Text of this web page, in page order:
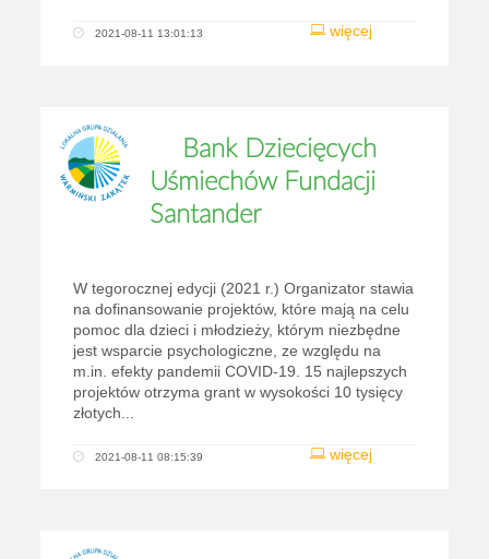
więcej
2021-08-11 13:01:13
Bank Dziecięcych
Uśmiechów Fundacji
Santander
W tegorocznej edycji (2021 r.) Organizator stawia
na dofinansowanie projektów, które mają na celu
pomoc dla dzieci i młodzieży, którym niezbędne
jest wsparcie psychologiczne, ze względu na
m.in. efekty pandemii COVID-19. 15 najlepszych
projektów otrzyma grant w wysokości 10 tysięcy
złotych...
więcej
2021-08-11 08:15:39